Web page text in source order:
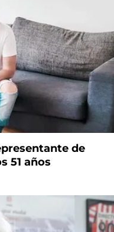
de
51 años